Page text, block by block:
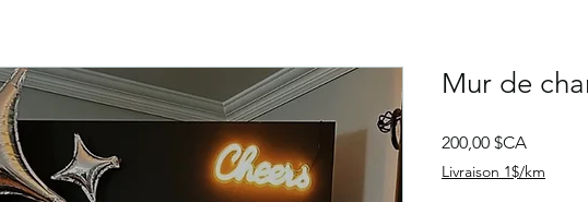
Mur de
200,00 $CA
Livraison 1$/km